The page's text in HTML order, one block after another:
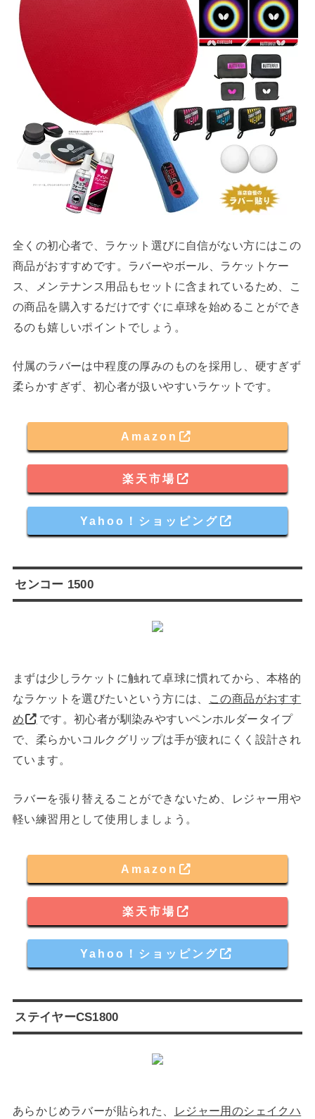
全くの初心者で、ラケット選びに自信がない方にはこの
商品がおすすめです。ラバーやボール、ラケットケー
ス、メンテナンス用品もセットに含まれているため、こ
の商品を購入するだけですぐに卓球を始めることができ
るのも嬉しいポイントでしょう。
付属のラバーは中程度の厚みのものを採用し、硬すぎず
柔らかすぎず、初心者が扱いやすいラケットです。
Amazon
楽天市場
Yahoo！ショッピング
センコー 1500
まずは少しラケットに触れて卓球に慣れてから、本格的
なラケットを選びたいという方には、
この商品がおすす
め
です。初心者が馴染みやすいペンホルダータイプ
で、柔らかいコルクグリップは手が疲れにくく設計され
ています。
ラバーを張り替えることができないため、レジャー用や
軽い練習用として使用しましょう。
Amazon
楽天市場
Yahoo！ショッピング
ステイヤーCS1800
あらかじめラバーが貼られた、
レジャー用のシェイクハ